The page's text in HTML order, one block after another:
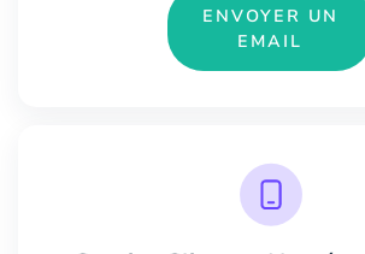
ENVOYER UN
EMAIL